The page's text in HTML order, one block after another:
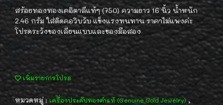
สร้อยทองทองเคอิตาลีแท้ๆ (750) ความยาว 16 นิ้ว น้ำหนัก
2.46 กรัม ใส่ติดคอวิบวับ แข็งแรงทนทาน ราคาไม่แพงค่ะ
โปรดระวังของเลียนแบบและของมือสอง
เพิ่มรายการโปรด
หมวดหมู่ : เครื่องประดับทองคำแท้ (Genuine Gold Jewelry) ,